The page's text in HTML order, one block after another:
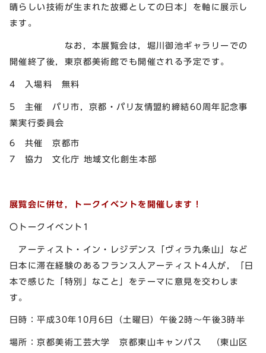
晴らしい技術が生まれた故郷としての日本」を軸に展示し
ます。
なお，本展覧会は，堀川御池ギャラリーでの
開催終了後，東京都美術館でも開催される予定です。
4 入場料 無料
5 主催 パリ市，京都・パリ友情盟約締結60周年記念事
業実行委員会
6 共催 京都市
7 協力 文化庁 地域文化創生本部
展覧会に併せ，トークイベントを開催します！
〇トークイベント1
アーティスト・イン・レジデンス「ヴィラ九条山」など
日本に滞在経験のあるフランス人アーティスト4人が，「日
本で感じた「特別」なこと」をテーマに意見を交わしま
す。
日時：平成30年10月6日（土曜日）午後2時～午後3時半
場所：京都美術工芸大学 京都東山キャンパス （東山区